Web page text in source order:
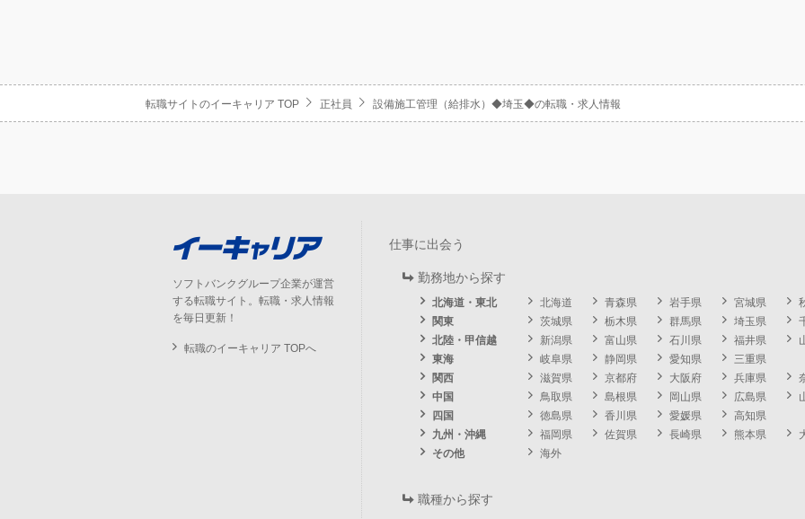
転職サイトのイーキャリア TOP 正社員 設備施工管理（給排水）◆埼玉◆の転職・求人情報
ソフトバンクグループ企業が運営
する転職サイト。転職・求人情報
を毎日更新！
転職のイーキャリア TOPへ
仕事に出会う
勤務地から探す
北海道・東北 北海道 青森県 岩手県 宮城県
関東
茨城県 栃木県 群馬県 埼玉県
北陸・甲信越
新潟県 富山県 石川県 福井県
東海
岐阜県 静岡県 愛知県
三重県
関西
滋賀県 京都府 大阪府 兵庫県
中国
鳥取県 島根県 岡山県 広島県
四国
徳島県 香川県 愛媛県
高知県
九州・沖縄
福岡県 佐賀県 長崎県 熊本県
その他
海外
職種から探す